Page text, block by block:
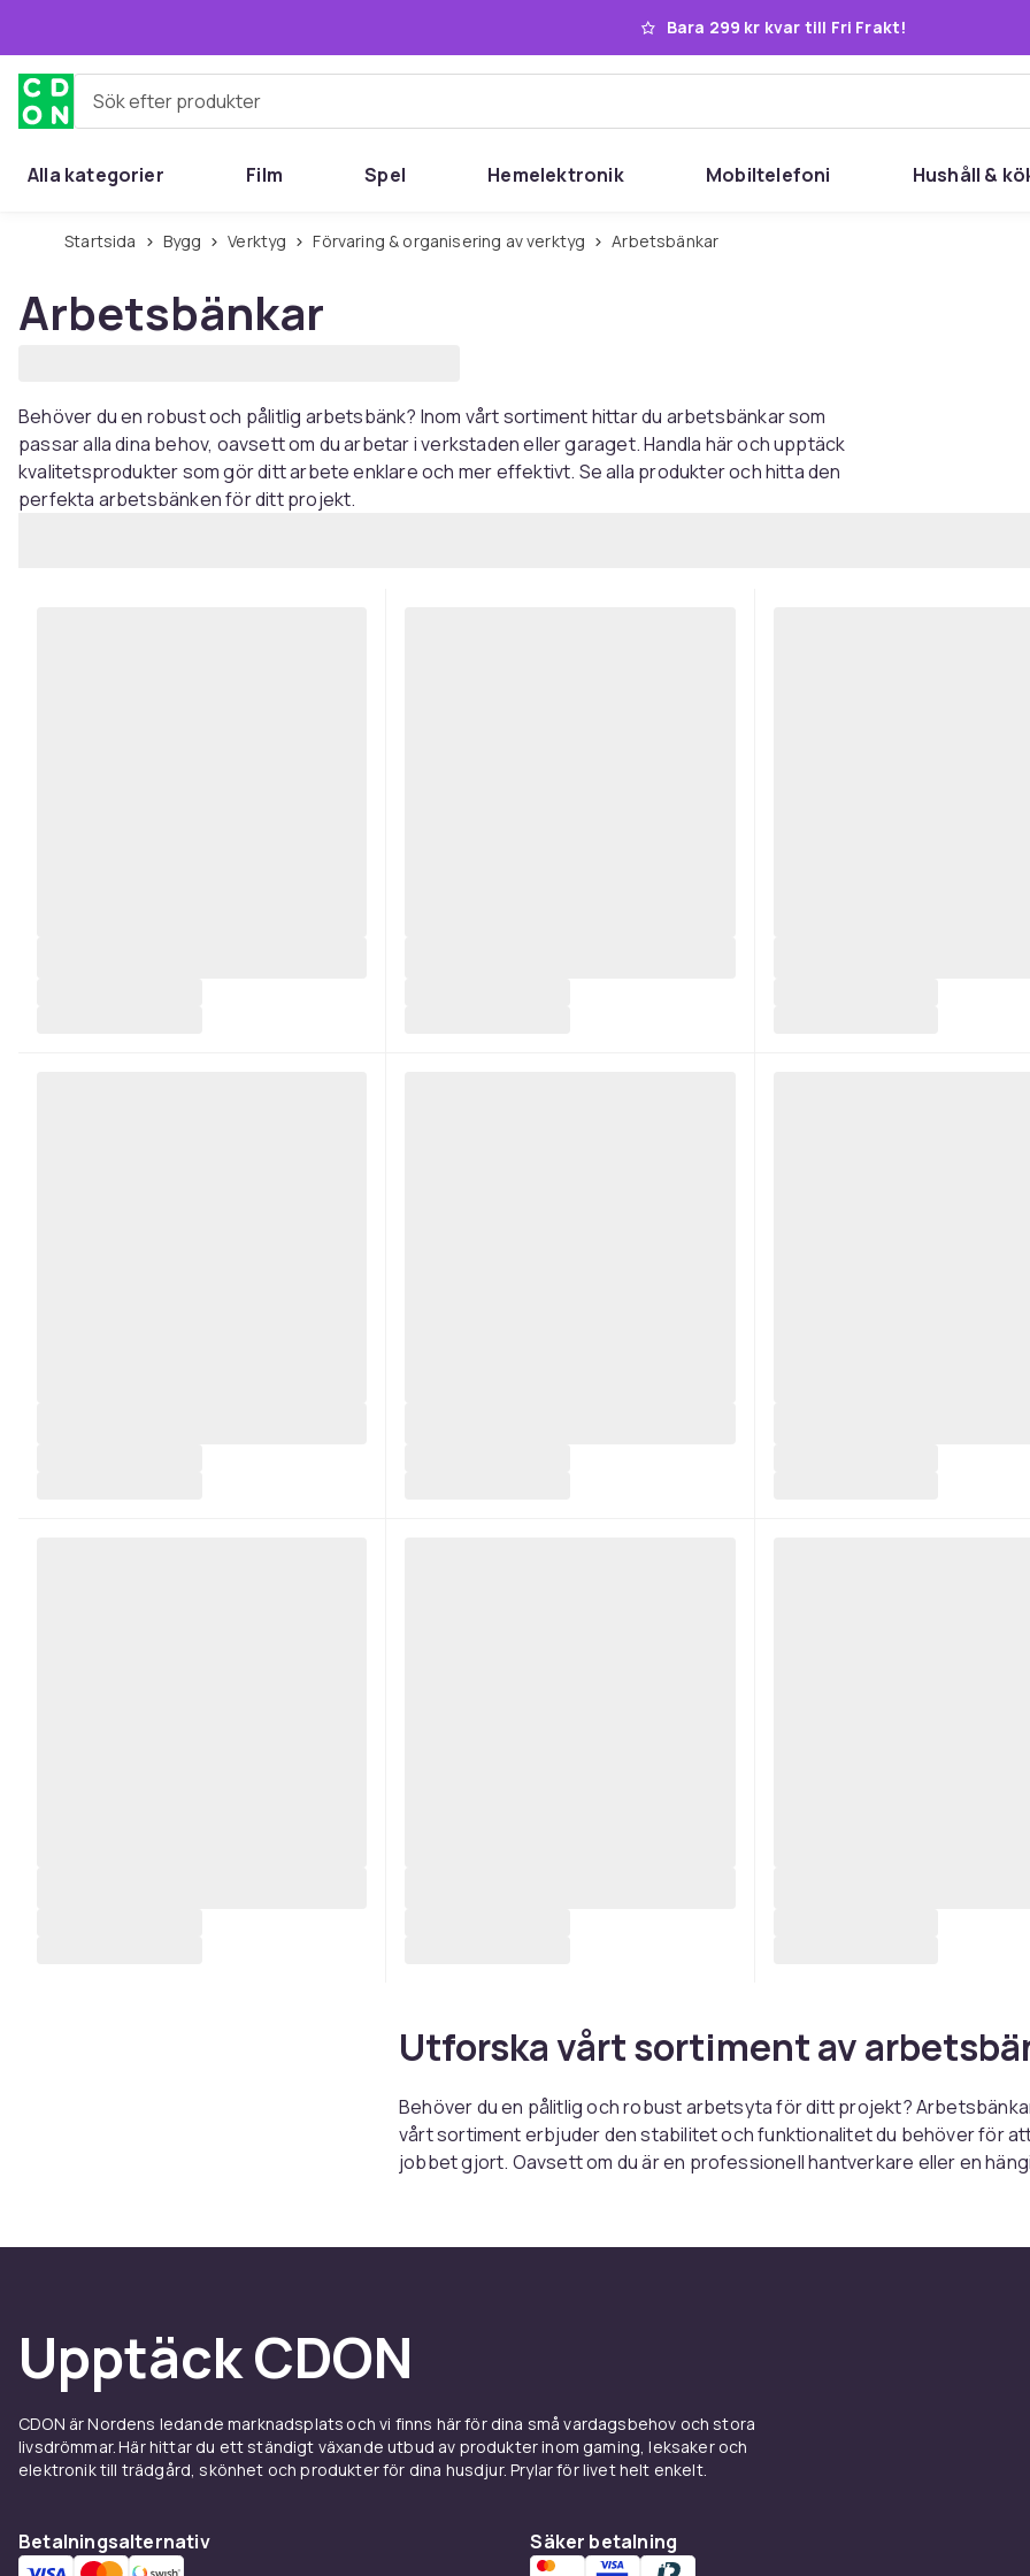
Bara 299 kr kvar till Fri Frakt!
Sök efter produkter
Alla kategorier Film Spel Hemelektronik Mobiltelefoni Hushåll &
Startsida Bygg Verktyg Förvaring & organisering av verktyg Arbetsbänkar
Arbetsbänkar
Behöver du en robust och pålitlig arbetsbänk? Inom vårt sortiment hittar du arbetsbänkar som
passar alla dina behov, oavsett om du arbetar i verkstaden eller garaget. Handla här och upptäck
kvalitetsprodukter som gör ditt arbete enklare och mer effektivt. Se alla produkter och hitta den
perfekta arbetsbänken för ditt projekt.
Utforska vårt sortiment av
Behöver du en pålitlig och robust arbetsyta för ditt projekt?
vårt sortiment erbjuder den stabilitet och funktionalitet du behöver för
jobbet gjort. Oavsett om du är en professionell hantverkare eller en
gör dem till en långsiktig investering för ditt arbetsområde.
kombinerar kvalitet med funktionalitet. På CDON hittar du det bästa av
och vi strävar alltid efter att erbjuda våra kunder ett pålitligt och
handla. Se alla produkter och hitta den perfekta arbetsbänken för ditt
Upptäck CDON
CDON är Nordens ledande marknadsplats och vi finns här för dina små vardagsbehov och stora
livsdrömmar. Här hittar du ett ständigt växande utbud av produkter inom gaming, leksaker och
elektronik till trädgård, skönhet och produkter för dina husdjur. Prylar för livet helt enkelt.
Betalningsalternativ Säker betalning